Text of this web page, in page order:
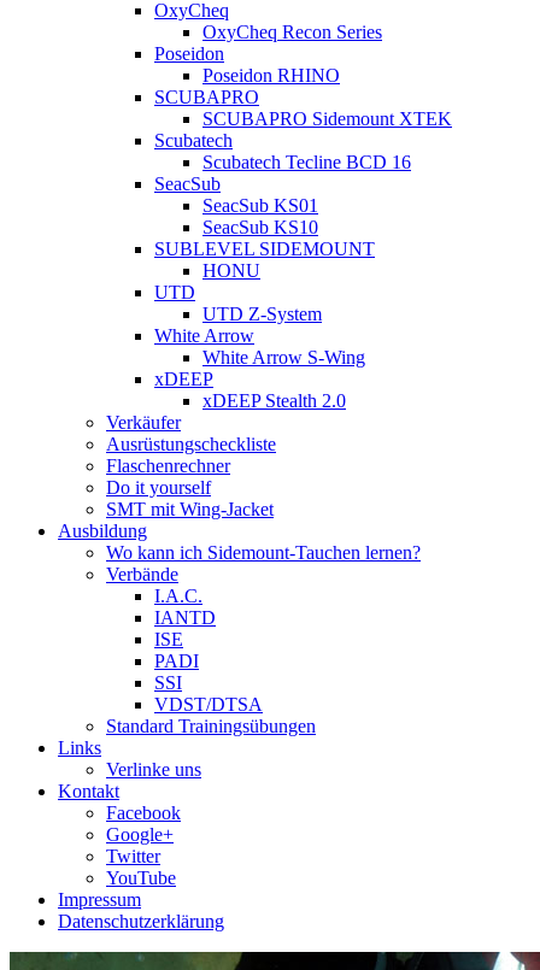
OxyCheq
OxyCheq Recon Series
Poseidon
Poseidon RHINO
SCUBAPRO
SCUBAPRO Sidemount XTEK
Scubatech
Scubatech Tecline BCD 16
SeacSub
SeacSub KS01
SeacSub KS10
SUBLEVEL SIDEMOUNT
HONU
UTD
UTD Z-System
White Arrow
White Arrow S-Wing
xDEEP
xDEEP Stealth 2.0
Verkäufer
Ausrüstungscheckliste
Flaschenrechner
Do it yourself
SMT mit Wing-Jacket
Ausbildung
Wo kann ich Sidemount-Tauchen lernen?
Verbände
I.A.C.
IANTD
ISE
PADI
SSI
VDST/DTSA
Standard Trainingsübungen
Links
Verlinke uns
Kontakt
Facebook
Google+
Twitter
YouTube
Impressum
Datenschutzerklärung